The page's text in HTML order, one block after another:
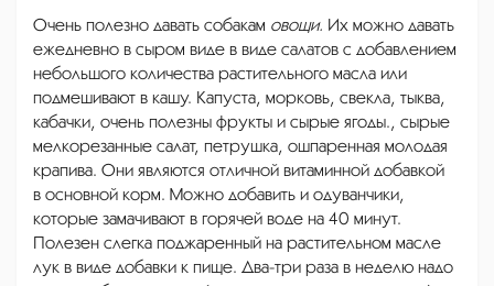
Очень полезно давать собакам овощи. Их можно давать
ежедневно в сыром виде в виде салатов с добавлением
небольшого количества растительного масла или
подмешивают в кашу. Капуста, морковь, свекла, тыква,
кабачки, очень полезны фрукты и сырые ягоды., сырые
мелкорезанные салат, петрушка, ошпаренная молодая
крапива. Они являются отличной витаминной добавкой
в основной корм. Можно добавить и одуванчики,
которые замачивают в горячей воде на 40 минут.
Полезен слегка поджаренный на растительном масле
лук в виде добавки к пище. Два-три раза в неделю надо